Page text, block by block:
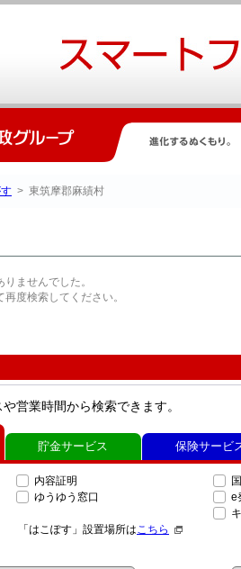
> 東筑摩郡麻績村
ませんでした。
再度検索してください。
営業時間から検索できます。
内容証明
ゆうゆう窓口
「はこぽす」設置場所はこちら
e
貯金サービス 保険サービ